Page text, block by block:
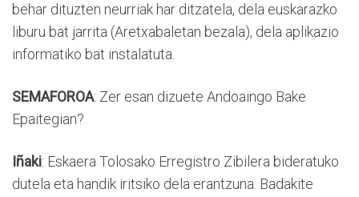
behar dituzten neurriak har ditzatela, dela euskarazko
liburu bat jarrita (Aretxabaletan bezala), dela aplikazio
informatiko bat instalatuta.
SEMAFOROA: Zer esan dizuete Andoaingo Bake
Epaitegian?
Iñaki: Eskaera Tolosako Erregistro Zibilera bideratuko
dutela eta handik iritsiko dela erantzuna. Badakite